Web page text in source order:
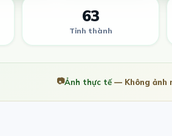
63
Tỉnh thành
📷Ảnh thực tế— Không ảnh